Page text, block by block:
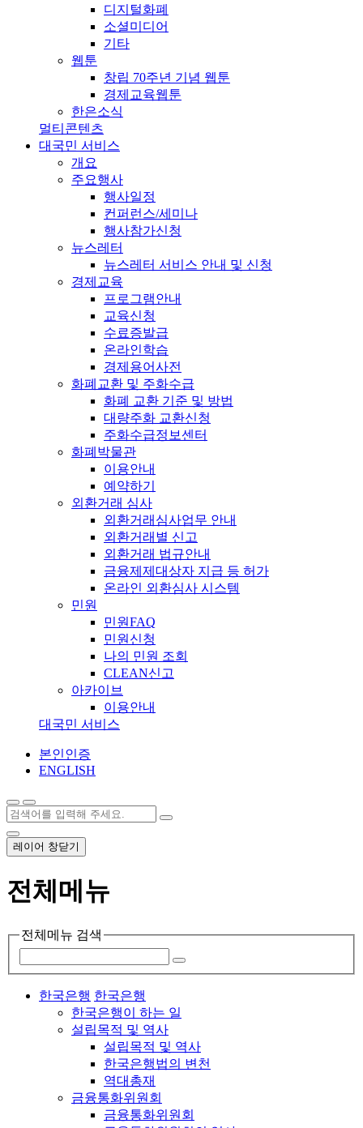
디지털화폐
소셜미디어
기타
웹툰
창립 70주년 기념 웹툰
경제교육웹툰
한은소식
멀티콘텐츠
대국민 서비스
개요
주요행사
행사일정
컨퍼런스/세미나
행사참가신청
뉴스레터
뉴스레터 서비스 안내 및 신청
경제교육
프로그램안내
교육신청
수료증발급
온라인학습
경제용어사전
화폐교환 및 주화수급
화폐 교환 기준 및 방법
대량주화 교환신청
주화수급정보센터
화폐박물관
이용안내
예약하기
외환거래 심사
외환거래심사업무 안내
외환거래별 신고
외환거래 법규안내
금융제제대상자 지급 등 허가
온라인 외환심사 시스템
민원
민원FAQ
민원신청
나의 민원 조회
CLEAN신고
아카이브
이용안내
대국민 서비스
본인인증
ENGLISH
레이어 창닫기
전체메뉴
전체메뉴 검색
한국은행 한국은행
한국은행이 하는 일
설립목적 및 역사
설립목적 및 역사
한국은행법의 변천
역대총재
금융통화위원회
금융통화위원회